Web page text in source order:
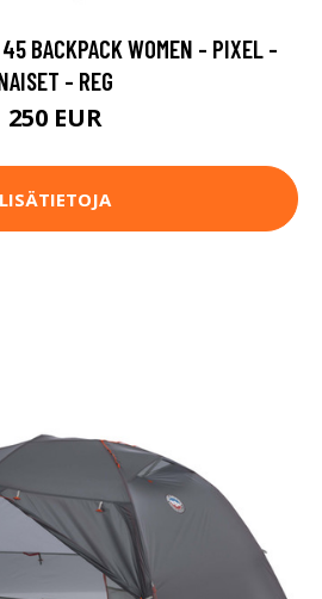
BACKPACK WOMEN - PIXEL -
- REG
250 EUR
LISÄTIETOJA